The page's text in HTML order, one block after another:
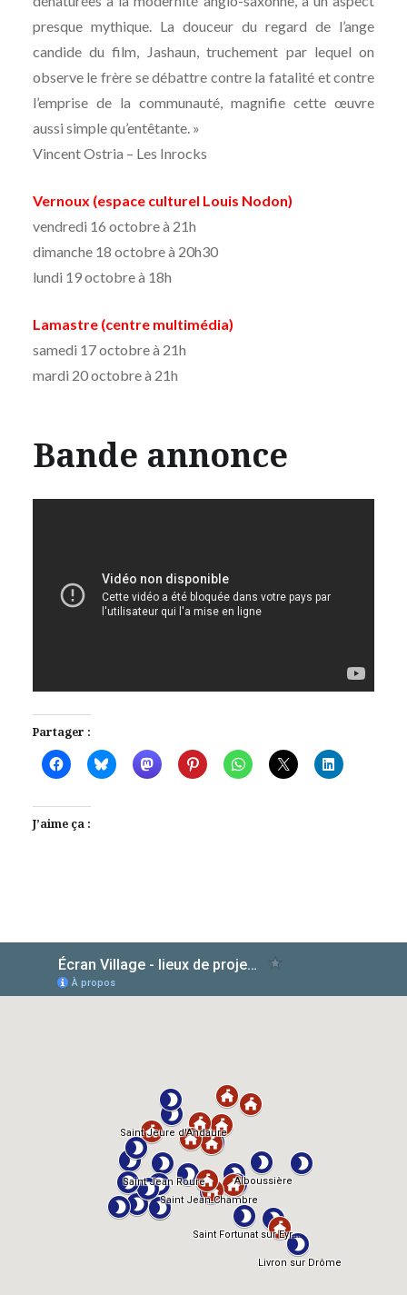
presque mythique. La douceur du regard de l’ange
candide du film, Jashaun, truchement par lequel on
observe le frère se débattre contre la fatalité et contre
l’emprise de la communauté, magnifie cette œuvre
aussi simple qu’entêtante. »
Vincent Ostria – Les Inrocks
Vernoux (espace culturel Louis Nodon)
vendredi 16 octobre à 21h
dimanche 18 octobre à 20h30
lundi 19 octobre à 18h
Lamastre (centre multimédia)
samedi 17 octobre à 21h
mardi 20 octobre à 21h
Bande annonce
Partager :
J’aime ça :